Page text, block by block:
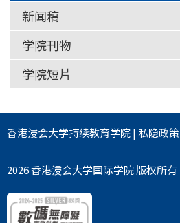
新闻稿
学院刊物
学院短片
香港浸会大学持续教育学院| 私隐政策
2026 香港浸会大学国际学院 版权所有